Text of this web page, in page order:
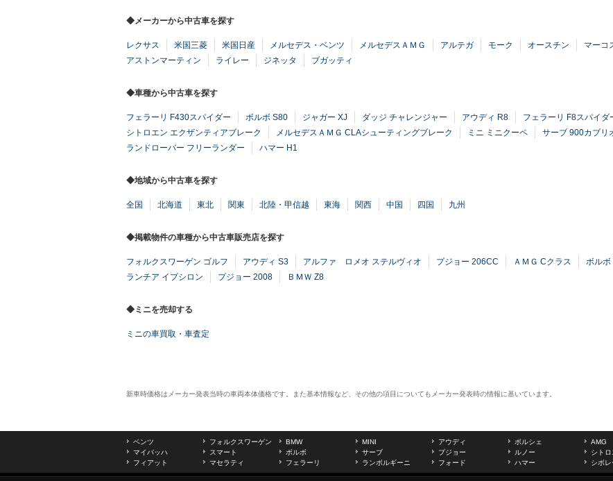
◆メーカーから中古車を探す
レクサス 米国三菱 米国日産 メルセデス・ベンツ メルセデスＡＭＧ アルテガ モーク オースチン マーコ
アストンマーティン
ライレー ジネッタ ブガッティ
◆車種から中古車を探す
フェラーリ F430スパイダー ボルボ S80 ジャガー XJ ダッジ チャレンジャー アウディ R8 フェラーリ F8スパイダ
シトロエン エクザンティアブレーク
メルセデスＡＭＧ CLAシューティングブレーク ミニ ミニクーペ サーブ 900カブリ
ランドローバー フリーランダー
ハマー H1
◆地域から中古車を探す
全国 北海道 東北 関東 北陸・甲信越 東海 関西 中国 四国 九州
◆掲載物件の車種から中古車販売店を探す
フォルクスワーゲン ゴルフ アウディ S3 アルファ ロメオ ステルヴィオ プジョー 206CC ＡＭＧ Cクラス ボルボ
ランチア イプシロン
プジョー 2008 ＢＭＷ Z8
◆ミニを売却する
ミニの車買取・車査定
新車時価格はメーカー発表当時の車両本体価格です。また基本情報など、その他の項目についてもメーカー発表時の情報に基いています。
ベンツ フォルクスワーゲン BMW MINI アウディ ポルシェ AMG
マイバッハ
スマート ボルボ サーブ プジョー ルノー シトロ
フィアット
マセラティ フェラーリ ランボルギーニ フォード ハマー シボレ